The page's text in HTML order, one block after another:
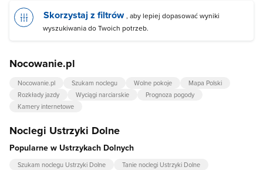
Skorzystaj z filtrów , aby lepiej dopasować wyniki
wyszukiwania do Twoich potrzeb.
Nocowanie.pl
Nocowanie.pl Szukam noclegu Wolne pokoje
Mapa Polski
Rozkłady jazdy
Wyciągi narciarskie
Prognoza pogody
Kamery internetowe
Noclegi Ustrzyki Dolne
Popularne w Ustrzykach Dolnych
Szukam noclegu Ustrzyki Dolne
Tanie noclegi Ustrzyki Dolne